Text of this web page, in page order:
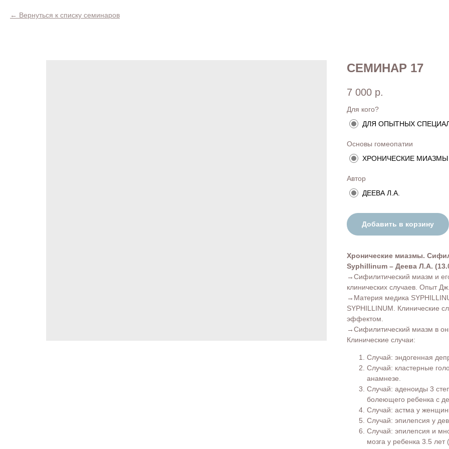
Вернуться к списку семинаров
СЕМИНАР 17
7 000 р.
Для кого?
ДЛЯ ОПЫТНЫХ
Основы гомеопатии
ХРОНИЧЕСКИЕ МИАЗМЫ
Автор
ДЕЕВА Л.А.
Добавить в корзину
Хронические миазмы.
Syphillinum – Деева Л.А.
→Сифилитический миазм и
клинических случаев. Опыт
→Материя медика
SYPHILLINUM. Клинические
эффектом.
→Сифилитический миазм в
Клинические случаи:
Случай: эндогенная
Случай: кластерные
анамнезе.
Случай: аденоиды 3
болеющего ребенка с
Случай: астма у
Случай: эпилепсия у
Случай: эпилепсия и
мозга у ребенка 3.5